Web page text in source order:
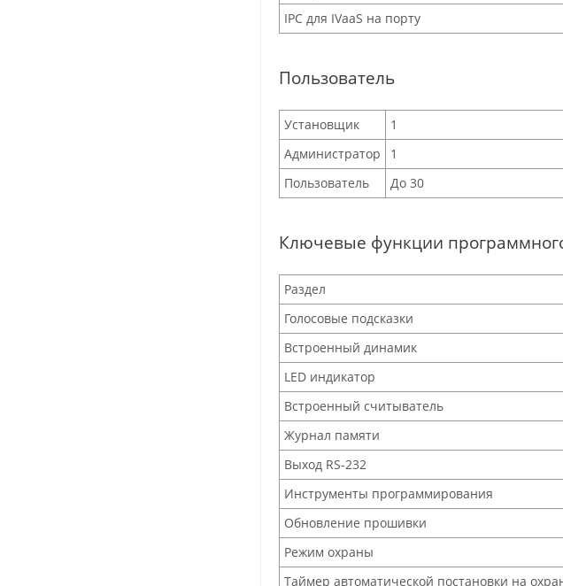
IPC для IVaaS на порту
Пользователь
Установщик
1
Администратор
1
Пользователь
До 30
Ключевые функции
Раздел
Голосовые подсказки
Встроенный динамик
LED индикатор
Встроенный считыватель
Журнал памяти
Выход RS-232
Инструменты программирования
Обновление прошивки
Режим охраны
Таймер автоматической постановки на